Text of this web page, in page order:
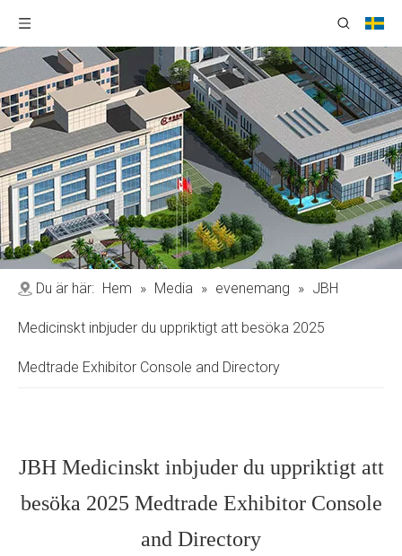
Du är här: Hem » Media » evenemang » JBH
Medicinskt inbjuder du uppriktigt att besöka 2025
Medtrade Exhibitor Console and Directory
JBH Medicinskt inbjuder du uppriktigt att
besöka 2025 Medtrade Exhibitor Console
and Directory